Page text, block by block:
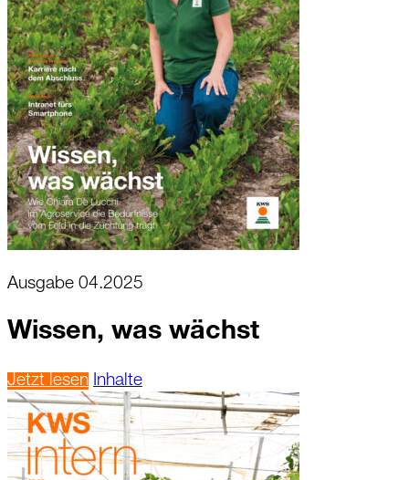
Ausgabe 04.2025
Wissen, was wächst
Jetzt lesen Inhalte